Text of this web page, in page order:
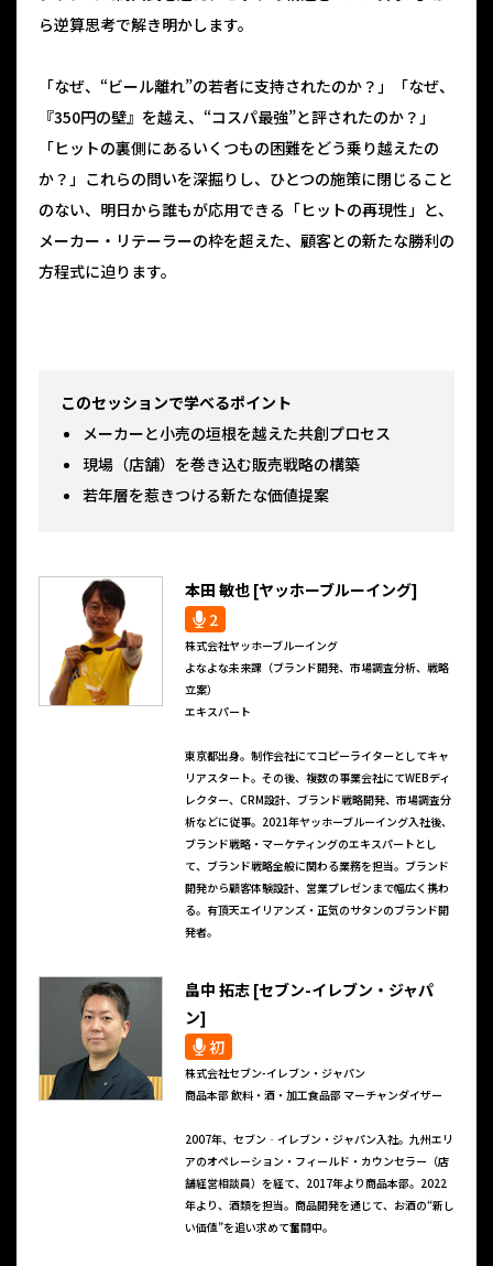
ら逆算思考で解き明かします。
「なぜ、“ビール離れ”の若者に支持されたのか？」「なぜ、
『350円の壁』を越え、“コスパ最強”と評されたのか？」
「ヒットの裏側にあるいくつもの困難をどう乗り越えたの
か？」これらの問いを深掘りし、ひとつの施策に閉じること
のない、明日から誰もが応用できる「ヒットの再現性」と、
メーカー・リテーラーの枠を超えた、顧客との新たな勝利の
方程式に迫ります。
このセッションで学べるポイント
メーカーと小売の垣根を越えた共創プロセス
現場（店舗）を巻き込む販売戦略の構築
若年層を惹きつける新たな価値提案
本田 敏也 [ヤッホーブルーイング]
2
株式会社ヤッホーブルーイング
よなよな未来課（ブランド開発、市場調査分析、戦略
立案）
エキスパート
東京都出身。制作会社にてコピーライターとしてキャ
リアスタート。その後、複数の事業会社にてWEBディ
レクター、CRM設計、ブランド戦略開発、市場調査分
析などに従事。2021年ヤッホーブルーイング入社後、
ブランド戦略・マーケティングのエキスパートとし
て、ブランド戦略全般に関わる業務を担当。ブランド
開発から顧客体験設計、営業プレゼンまで幅広く携わ
る。有頂天エイリアンズ・正気のサタンのブランド開
発者。
畠中 拓志 [セブン-イレブン・ジャパ
ン]
初
株式会社セブン-イレブン・ジャパン
商品本部 飲料・酒・加工食品部 マーチャンダイザー
2007年、セブン‐イレブン・ジャパン入社。九州エリ
アのオペレーション・フィールド・カウンセラー（店
舗経営相談員）を経て、2017年より商品本部。2022
年より、酒類を担当。商品開発を通じて、お酒の“新し
い価値”を追い求めて奮闘中。